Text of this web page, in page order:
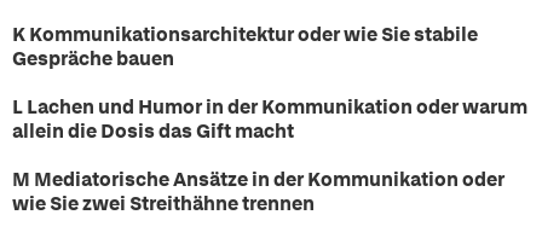
K Kommunikationsarchitektur oder wie Sie stabile
Gespräche bauen
L Lachen und Humor in der Kommunikation oder warum
allein die Dosis das Gift macht
M Mediatorische Ansätze in der Kommunikation oder
wie Sie zwei Streithähne trennen